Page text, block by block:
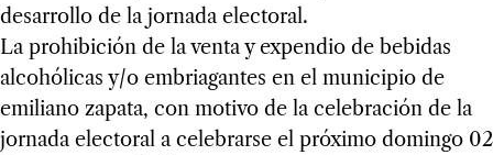
desarrollo de la jornada electoral.
La prohibición de la venta y expendio de bebidas
alcohólicas y/o embriagantes en el municipio de
emiliano zapata, con motivo de la celebración de la
jornada electoral a celebrarse el próximo domingo 02